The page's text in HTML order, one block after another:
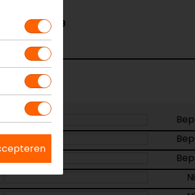
55279
N.v.t.